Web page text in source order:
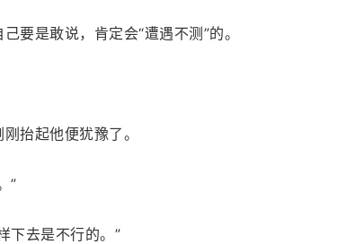
要是敢说，肯定会“遭遇不测”的。
抬起他便犹豫了。
”
下去是不行的。”